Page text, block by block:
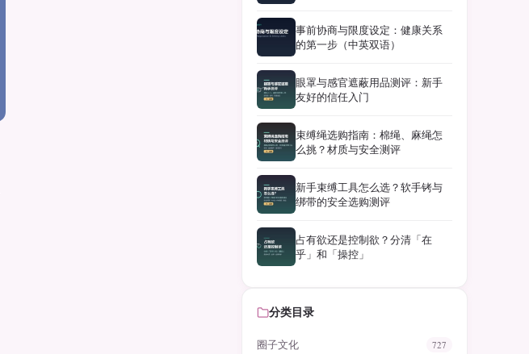
事前协商与限度设定：健康关系
的第一步（中英双语）
眼罩与感官遮蔽用品测评：新手
友好的信任入门
束缚绳选购指南：棉绳、麻绳怎
么挑？材质与安全测评
新手束缚工具怎么选？软手铐与
绑带的安全选购测评
占有欲还是控制欲？分清「在
乎」和「操控」
分类目录
圈子文化 727